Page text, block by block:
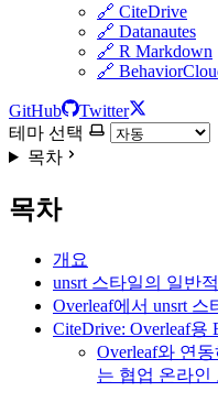
🔗 CiteDrive
🔗 Datanautes
🔗 R Markdown
🔗
GitHub
Twitter
테마 선택
목차
목차
개요
unsrt 스타일의 일반
Overleaf에서 unsrt 스
CiteDrive: Overleaf용
Overleaf와 연
는 협업 온라인